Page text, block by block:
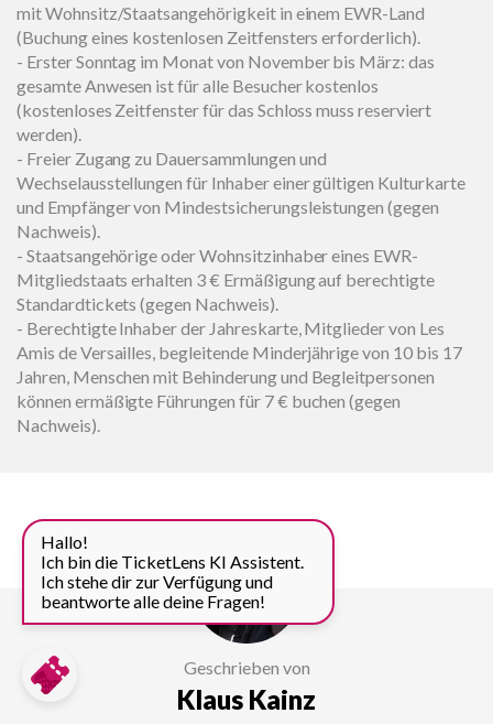
mit Wohnsitz/Staatsangehörigkeit in einem EWR-Land
(Buchung eines kostenlosen Zeitfensters erforderlich).
- Erster Sonntag im Monat von November bis März: das
gesamte Anwesen ist für alle Besucher kostenlos
(kostenloses Zeitfenster für das Schloss muss reserviert
werden).
- Freier Zugang zu Dauersammlungen und
Wechselausstellungen für Inhaber einer gültigen Kulturkarte
und Empfänger von Mindestsicherungsleistungen (gegen
Nachweis).
- Staatsangehörige oder Wohnsitzinhaber eines EWR-
Mitgliedstaats erhalten 3 € Ermäßigung auf berechtigte
Standardtickets (gegen Nachweis).
- Berechtigte Inhaber der Jahreskarte, Mitglieder von Les
Amis de Versailles, begleitende Minderjährige von 10 bis 17
Jahren, Menschen mit Behinderung und Begleitpersonen
können ermäßigte Führungen für 7 € buchen (gegen
Nachweis).
Geschrieben von
Klaus Kainz
Hallo!
Ich bin die TicketLens KI Assistent.
Ich stehe dir zur Verfügung und
beantworte alle deine Fragen!